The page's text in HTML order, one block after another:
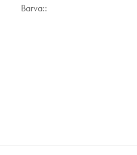
Barva::